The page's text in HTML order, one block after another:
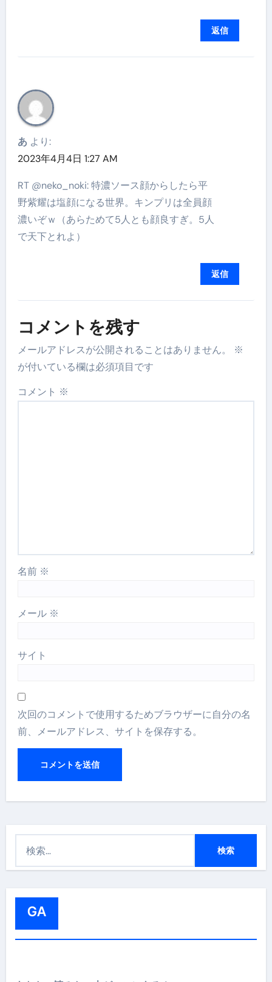
返信
あ より:
2023年4月4日 1:27 AM
RT @neko_noki: 特濃ソース顔からしたら平
野紫耀は塩顔になる世界。キンプリは全員顔
濃いぞｗ（あらためて5人とも顔良すぎ。5人
で天下とれよ）
返信
コメントを残す
メールアドレスが公開されることはありません。
※
が付いている欄は必須項目です
コメント ※
名前 ※
メール ※
サイト
次回のコメントで使用するためブラウザーに自分の名
前、メールアドレス、サイトを保存する。
GA